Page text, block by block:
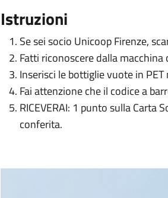
Istruzioni
Se sei socio Unicoop Firenze,
Fatti riconoscere dalla macchina
Inserisci le bottiglie vuote in
Fai attenzione che il codice a
RICEVERAI: 1 punto sulla
conferita.